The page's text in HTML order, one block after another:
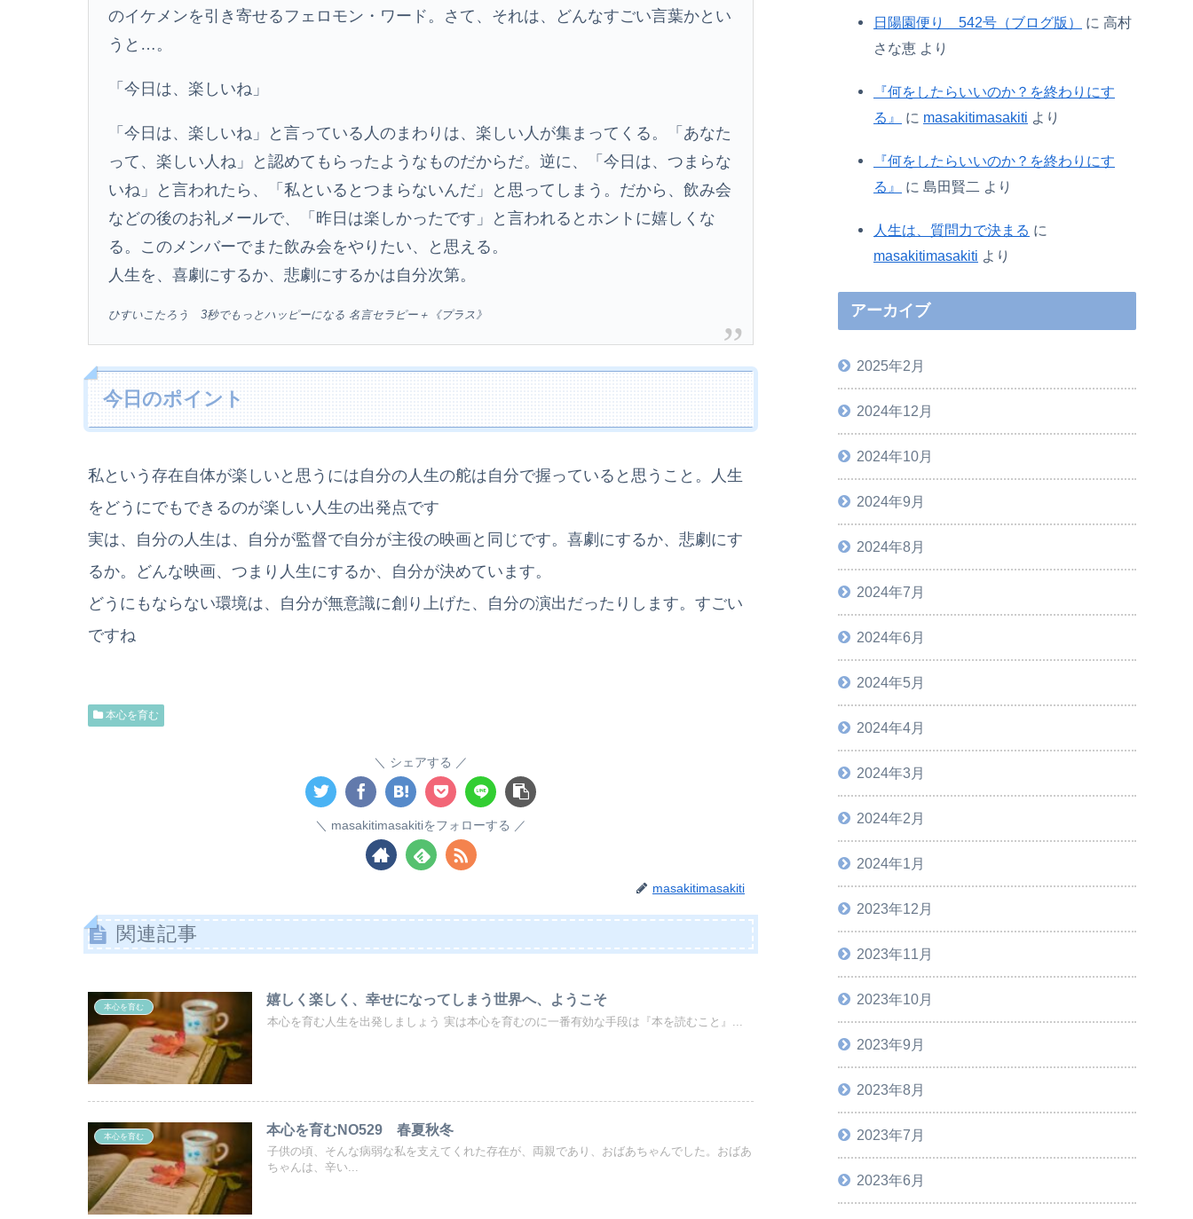
のイケメンを引き寄せるフェロモン・ワード。さて、それは、どんなすごい言葉かとい
うと…。
「今日は、楽しいね」
「今日は、楽しいね」と言っている人のまわりは、楽しい人が集まってくる。「あなた
って、楽しい人ね」と認めてもらったようなものだからだ。逆に、「今日は、つまらな
いね」と言われたら、「私といるとつまらないんだ」と思ってしまう。だから、飲み会
などの後のお礼メールで、「昨日は楽しかったです」と言われるとホントに嬉しくな
る。このメンバーでまた飲み会をやりたい、と思える。
人生を、喜劇にするか、悲劇にするかは自分次第。
ひすいこたろう 3秒でもっとハッピーになる 名言セラピー＋《プラス》
今日のポイント
私という存在自体が楽しいと思うには自分の人生の舵は自分で握っていると思うこと。人生
をどうにでもできるのが楽しい人生の出発点です
実は、自分の人生は、自分が監督で自分が主役の映画と同じです。喜劇にするか、悲劇にす
るか。どんな映画、つまり人生にするか、自分が決めています。
どうにもならない環境は、自分が無意識に創り上げた、自分の演出だったりします。すごい
ですね
本心を育む
シェアする
masakitimasakitiをフォローする
masakitimasakiti
関連記事
本心を育む 嬉しく楽しく、幸せになってしまう世界へ、ようこそ
本心を育む人生を出発しましょう 実は本心を育むのに一番有効な手段は『本を読むこと』...
本心を育む 本心を育むNO529 春夏秋冬
子供の頃、そんな病弱な私を支えてくれた存在が、両親であり、おばあちゃんでした。おばあ
ちゃんは、辛い...
日陽園便り 542号（ブログ版） に 高村
さな恵 より
『何をしたらいいのか？を終わりにす
る』
に masakitimasakiti より
『何をしたらいいのか？を終わりにす
る』
に 島田賢二 より
人生は、質問力で決まる に
masakitimasakiti より
アーカイブ
2025年2月
2024年12月
2024年10月
2024年9月
2024年8月
2024年7月
2024年6月
2024年5月
2024年4月
2024年3月
2024年2月
2024年1月
2023年12月
2023年11月
2023年10月
2023年9月
2023年8月
2023年7月
2023年6月